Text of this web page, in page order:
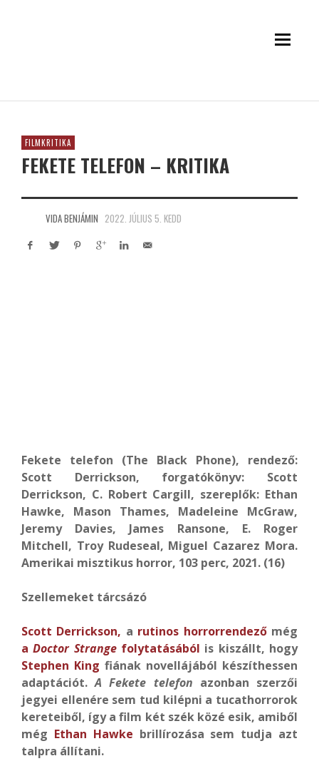
FILMKRITIKA
FEKETE TELEFON – KRITIKA
VIDA BENJÁMIN 2022. JÚLIUS 5. KEDD
Fekete telefon (The Black Phone), rendező:
Scott Derrickson, forgatókönyv: Scott
Derrickson, C. Robert Cargill, szereplők: Ethan
Hawke, Mason Thames, Madeleine McGraw,
Jeremy Davies, James Ransone, E. Roger
Mitchell, Troy Rudeseal, Miguel Cazarez Mora.
Amerikai misztikus horror, 103 perc, 2021. (16)
Szellemeket tárcsázó
Scott Derrickson, a rutinos horrorrendezőmég
aDoctor Strangefolytatásából is kiszállt, hogy
Stephen King fiának novellájából készíthessen
adaptációt.A Fekete telefon azonban szerzői
jegyei ellenére sem tud kilépni a tucathorrorok
kereteiből, így a film két szék közé esik, amiből
még Ethan Hawke brillírozása sem tudja azt
talpra állítani.